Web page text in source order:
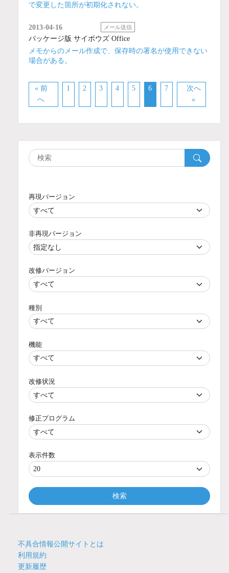
で変更した箇所が初期化されない。
2013-04-16 メール送信
パッケージ版 サイボウズ Office
メモからのメール作成で、保存時の署名が使用できない
場合がある。
« 前
へ
1 2 3 4 5 6 7
次へ
»
再現バージョン
非再現バージョン
改修バージョン
種別
機能
改修状況
修正プログラム
表示件数
検索
不具合情報公開サイトとは
利用規約
更新履歴